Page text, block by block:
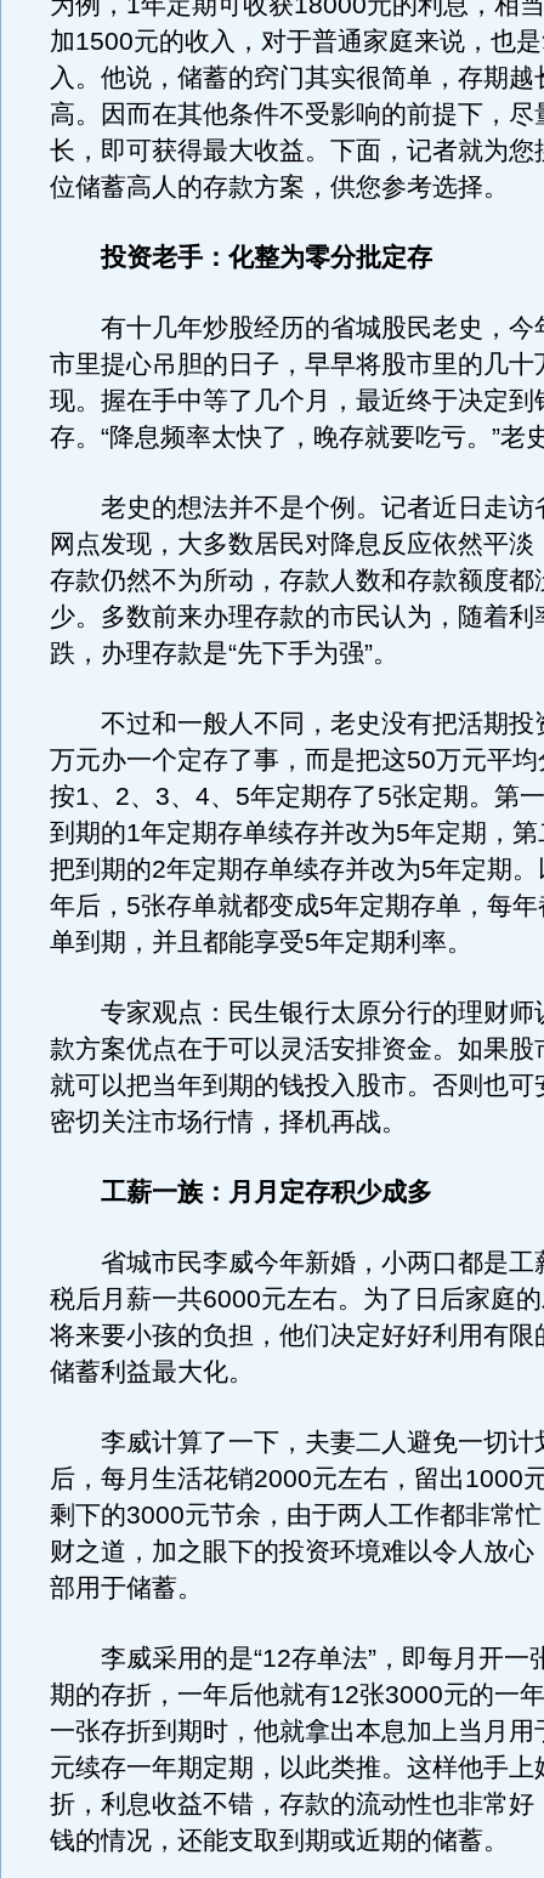
加1500元的收入，对于普通家庭来说，也
入。他说，储蓄的窍门其实很简单，存期越
高。因而在其他条件不受影响的前提下，尽
长，即可获得最大收益。下面，记者就为您
位储蓄高人的存款方案，供您参考选择。
投资老手：化整为零分批定存
有十几年炒股经历的省城股民老史，今
市里提心吊胆的日子，早早将股市里的几十
现。握在手中等了几个月，最近终于决定到
存。“降息频率太快了，晚存就要吃亏。”老
老史的想法并不是个例。记者近日走访
网点发现，大多数居民对降息反应依然平淡
存款仍然不为所动，存款人数和存款额度都
少。多数前来办理存款的市民认为，随着利
跌，办理存款是“先下手为强”。
不过和一般人不同，老史没有把活期投
万元办一个定存了事，而是把这50万元平
按1、2、3、4、5年定期存了5张定期。第
到期的1年定期存单续存并改为5年定期，
把到期的2年定期存单续存并改为5年定期
年后，5张存单就都变成5年定期存单，每
单到期，并且都能享受5年定期利率。
专家观点：民生银行太原分行的理财师
款方案优点在于可以灵活安排资金。如果股
就可以把当年到期的钱投入股市。否则也可
密切关注市场行情，择机再战。
工薪一族：月月定存积少成多
省城市民李威今年新婚，小两口都是工
税后月薪一共6000元左右。为了日后家庭
将来要小孩的负担，他们决定好好利用有限
储蓄利益最大化。
李威计算了一下，夫妻二人避免一切计
后，每月生活花销2000元左右，留出1000
剩下的3000元节余，由于两人工作都非常
财之道，加之眼下的投资环境难以令人放心
部用于储蓄。
李威采用的是“12存单法”，即每月开一
期的存折，一年后他就有12张3000元的一
一张存折到期时，他就拿出本息加上当月
元续存一年期定期，以此类推。这样他手上
折，利息收益不错，存款的流动性也非常好
钱的情况，还能支取到期或近期的储蓄。